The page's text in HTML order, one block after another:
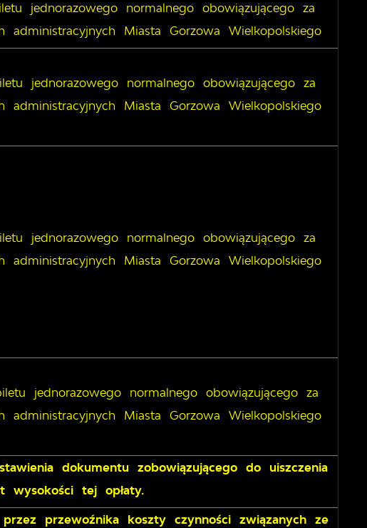
jednorazowego normalnego obowiązującego za
administracyjnych Miasta Gorzowa Wielkopolskiego
jednorazowego normalnego obowiązującego za
administracyjnych Miasta Gorzowa Wielkopolskiego
jednorazowego normalnego obowiązującego za
administracyjnych Miasta Gorzowa Wielkopolskiego
jednorazowego normalnego obowiązującego za
administracyjnych Miasta Gorzowa Wielkopolskiego
dokumentu zobowiązującego do uiszczenia
wysokości tej opłaty.
przewoźnika koszty czynności związanych ze